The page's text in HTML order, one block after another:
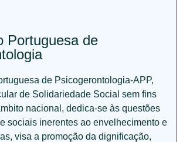
Portuguesa de
de Psicogerontologia-APP,
de Solidariedade Social sem fins
nacional, dedica-se às questões
sociais inerentes ao envelhecimento e
visa a promoção da dignificação,